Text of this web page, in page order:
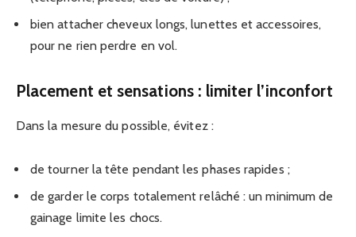
bien attacher cheveux longs, lunettes et accessoires,
pour ne rien perdre en vol.
Placement et sensations : limiter l’inconfort
Dans la mesure du possible, évitez :
de tourner la tête pendant les phases rapides ;
de garder le corps totalement relâché : un minimum de
gainage limite les chocs.